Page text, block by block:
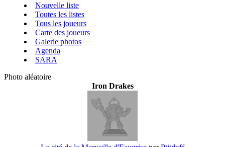
Nouvelle liste
Toutes les listes
Tous les joueurs
Carte des joueurs
Galerie photos
Agenda
SARA
Photo aléatoire
Iron Drakes